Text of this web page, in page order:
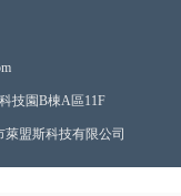
技園B棟A區11F
萊盟斯科技有限公司